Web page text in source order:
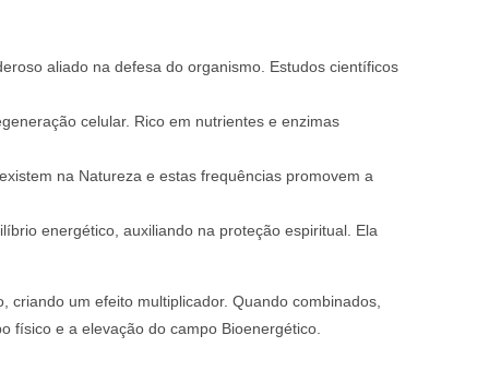
aliado na defesa do organismo. Estudos científicos
celular. Rico em nutrientes e enzimas
na Natureza e estas frequências promovem a
energético, auxiliando na proteção espiritual. Ela
um efeito multiplicador. Quando combinados,
físico e a elevação do campo Bioenergético.